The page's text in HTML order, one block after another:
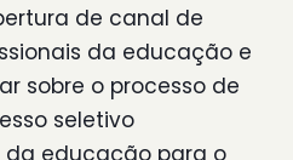
de canal de
da educação e
sobre o processo de
seletivo
educação para o